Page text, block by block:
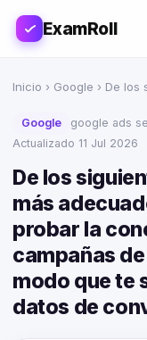
ExamRoll
Inicio › Google › De los
Google google ads
Actualizado 11 Jul 2026
De los
más
probar la
campañas
modo que te
datos de